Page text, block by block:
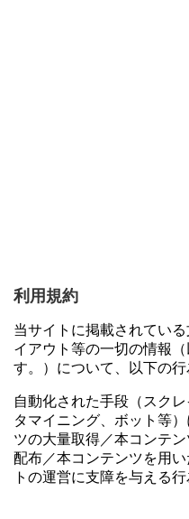
利用規約
当サイトに掲載されてい
イアウト等の一切の情報
す。）について、以下の行
自動化された手段（スク
タマイニング、ボット等
ツの大量取得／本コンテ
配布／本コンテンツを用
トの運営に支障を与える行